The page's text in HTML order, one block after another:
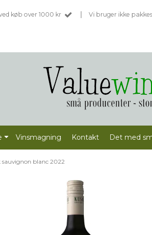
køb over 1000 kr | Vi bruger ikke
Vinsmagning Kontakt Det med
sauvignon blanc 2022